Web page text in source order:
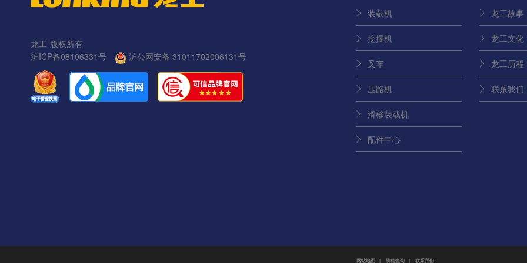
龙工 版权所有
沪ICP备08106331号
沪公网安备 31011702006131号
装载机
挖掘机
叉车
压路机
滑移装载机
配件中心
龙工故事
龙工文化
龙工历程
联系我们
网站地图 | 防伪查询 | 联系我们